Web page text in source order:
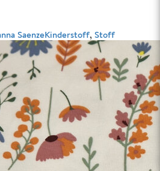
SaenzeKategorien
Kinderstoff,Stoff